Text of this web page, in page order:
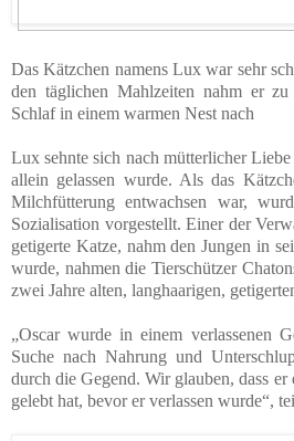
Das Kätzchen namens Lux war sehr
den täglichen Mahlzeiten nahm er
Schlaf in einem warmen Nest nach
Lux sehnte sich nach mütterlicher
allein gelassen wurde. Als das
Milchfütterung entwachsen war,
Sozialisation vorgestellt. Einer der
getigerte Katze, nahm den Jungen in
wurde, nahmen die Tierschützer
zwei Jahre alten, langhaarigen,
„Oscar wurde in einem verlassenen
Suche nach Nahrung und
durch die Gegend. Wir glauben, dass
gelebt hat, bevor er verlassen wurde“,